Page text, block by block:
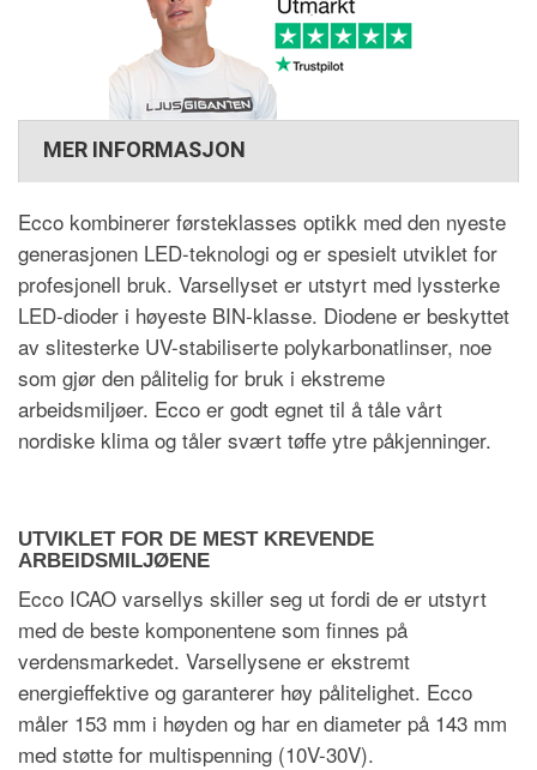
MER INFORMASJON
Ecco kombinerer førsteklasses optikk med den nyeste
generasjonen LED-teknologi og er spesielt utviklet for
profesjonell bruk. Varsellyset er utstyrt med lyssterke
LED-dioder i høyeste BIN-klasse. Diodene er beskyttet
av slitesterke UV-stabiliserte polykarbonatlinser, noe
som gjør den pålitelig for bruk i ekstreme
arbeidsmiljøer. Ecco er godt egnet til å tåle vårt
nordiske klima og tåler svært tøffe ytre påkjenninger.
UTVIKLET FOR DE MEST KREVENDE
ARBEIDSMILJØENE
Ecco ICAO varsellys skiller seg ut fordi de er utstyrt
med de beste komponentene som finnes på
verdensmarkedet. Varsellysene er ekstremt
energieffektive og garanterer høy pålitelighet. Ecco
måler 153 mm i høyden og har en diameter på 143 mm
med støtte for multispenning (10V-30V).